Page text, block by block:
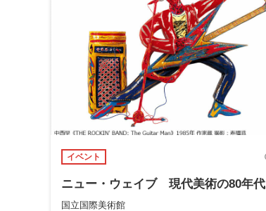
イベント
ニュー・ウェイブ 現代美術の80年代
国立国際美術館